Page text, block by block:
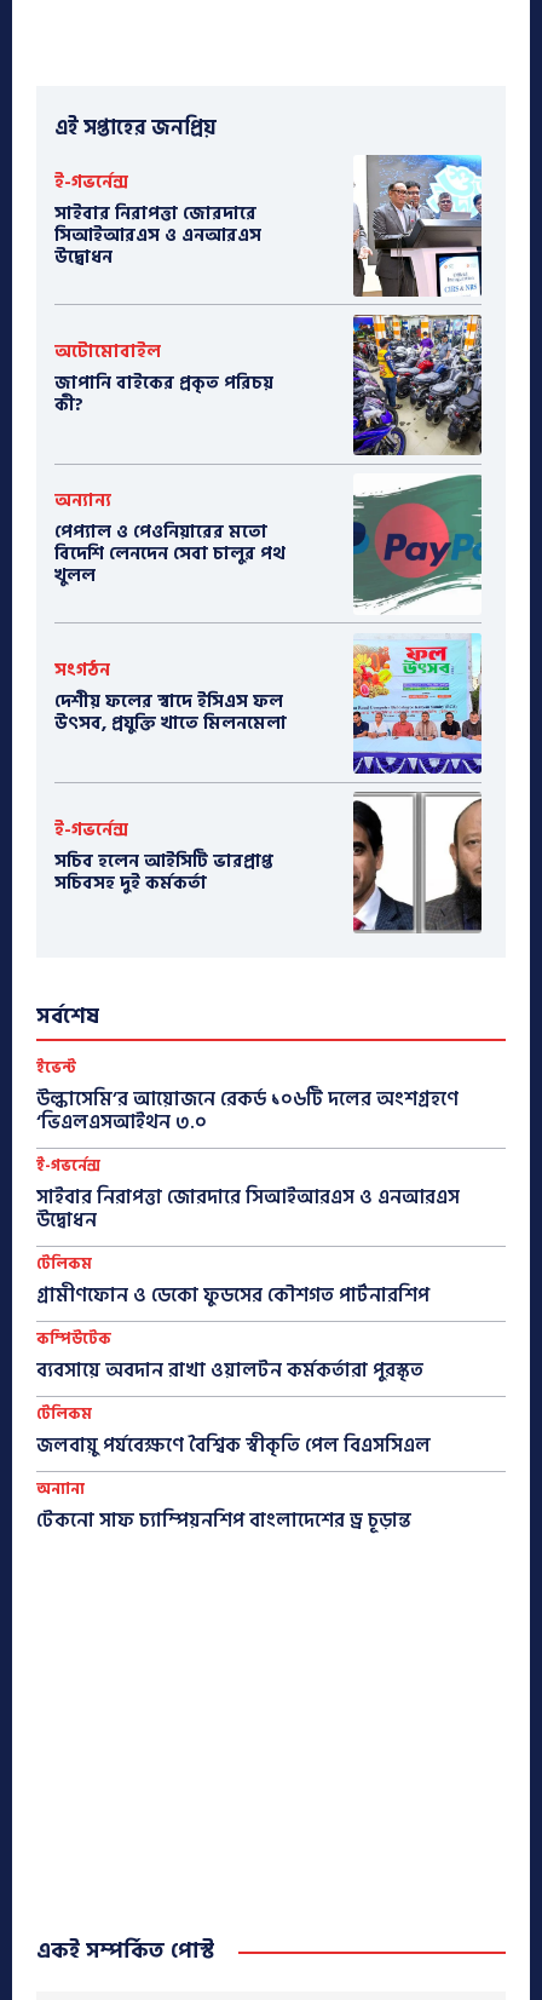
এই সপ্তাহের জনপ্রিয়
ই-গভর্নেন্স
সাইবার নিরাপত্তা জোরদারে
সিআইআরএস ও এনআরএস
উদ্বোধন
অটোমোবাইল
​জাপানি বাইকের প্রকৃত পরিচয়
কী?
অন্যান্য
পেপ্যাল ও পেওনিয়ারের মতো
বিদেশি লেনদেন সেবা চালুর পথ
খুলল
সংগঠন
দেশীয় ফলের স্বাদে ইসিএস ফল
উৎসব, প্রযুক্তি খাতে মিলনমেলা
ই-গভর্নেন্স
সচিব হলেন আইসিটি ভারপ্রাপ্ত
সচিবসহ দুই কর্মকর্তা
সর্বশেষ
ইভেন্ট
উল্কাসেমি’র আয়োজনে রেকর্ড ১০৬টি দলের অংশগ্রহণে
‘ভিএলএসআইথন ৩.০
ই-গভর্নেন্স
সাইবার নিরাপত্তা জোরদারে সিআইআরএস ও এনআরএস
উদ্বোধন
টেলিকম
গ্রামীণফোন ও ডেকো ফুডসের কৌশগত পার্টনারশিপ
কম্পিউটেক
ব্যবসায়ে অবদান রাখা ওয়ালটন কর্মকর্তারা পুরস্কৃত
টেলিকম
জলবায়ু পর্যবেক্ষণে বৈশ্বিক স্বীকৃতি পেল বিএসসিএল
অন্যান্য
টেকনো সাফ চ্যাম্পিয়নশিপ বাংলাদেশের ড্র চূড়ান্ত
একই সম্পর্কিত পোস্ট